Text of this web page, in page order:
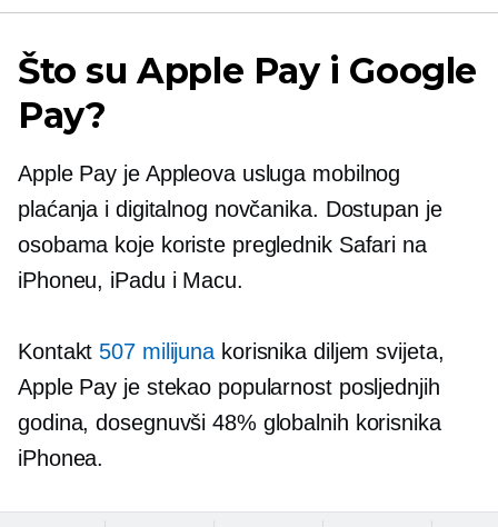
Što su Apple Pay i Google
Pay?
Apple Pay je Appleova usluga mobilnog
plaćanja i digitalnog novčanika. Dostupan je
osobama koje koriste preglednik Safari na
iPhoneu, iPadu i Macu.
Kontakt 507 milijuna korisnika diljem svijeta,
Apple Pay je stekao popularnost posljednjih
godina, dosegnuvši 48% globalnih korisnika
iPhonea.